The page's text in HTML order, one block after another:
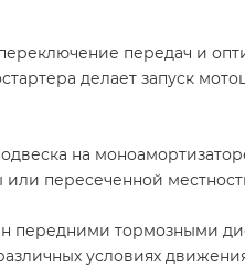
передач и
делает запуск
на
пересеченной
передними тормозными
условиях